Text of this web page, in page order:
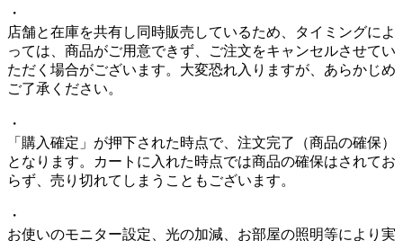
・
店舗と在庫を共有し同時販売しているため、タイミングによ
っては、商品がご用意できず、ご注文をキャンセルさせてい
ただく場合がございます。大変恐れ入りますが、あらかじめ
ご了承ください。
・
「購入確定」が押下された時点で、注文完了（商品の確保）
となります。カートに入れた時点では商品の確保はされてお
らず、売り切れてしまうこともございます。
・
お使いのモニター設定、光の加減、お部屋の照明等により実